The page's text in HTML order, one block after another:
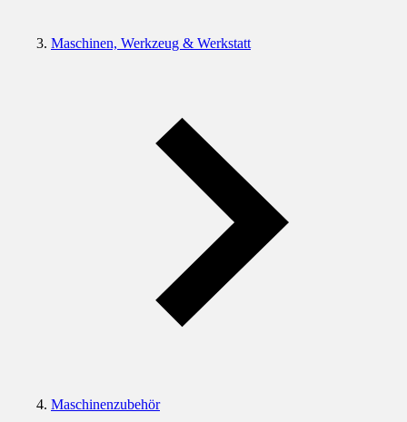
Maschinen, Werkzeug & Werkstatt
Maschinenzubehör